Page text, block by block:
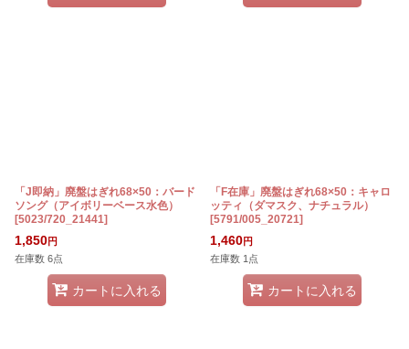
「J即納」廃盤はぎれ68×50：バード
ソング（アイボリーベース水色）
[5023/720_21441]
1,850円
在庫数 6点
カートに入れる
「F在庫」廃盤はぎれ68×50：キャロ
ッティ（ダマスク、ナチュラル）
[5791/005_20721]
1,460円
在庫数 1点
カートに入れる